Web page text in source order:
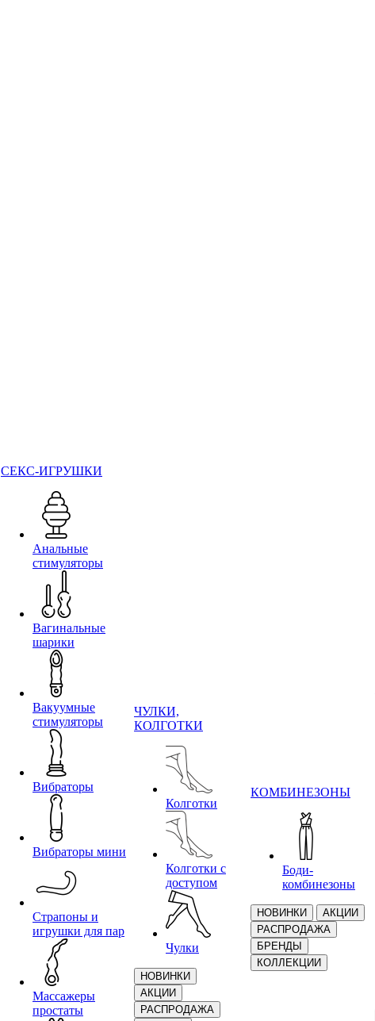
СЕКС-ИГРУШКИ
Анальные
стимуляторы
Вагинальные
шарики
Вакуумные
стимуляторы
Вибраторы
Вибраторы мини
Страпоны и
игрушки для пар
Массажеры
простаты
ЧУЛКИ,
КОЛГОТКИ
Колготки
Колготки с
доступом
Чулки
НОВИНКИ
АКЦИИ
РАСПРОДАЖА
КОМБИНЕЗОНЫ
Боди-
комбинезоны
НОВИНКИ
АКЦИИ
РАСПРОДАЖА
БРЕНДЫ
КОЛЛЕКЦИИ